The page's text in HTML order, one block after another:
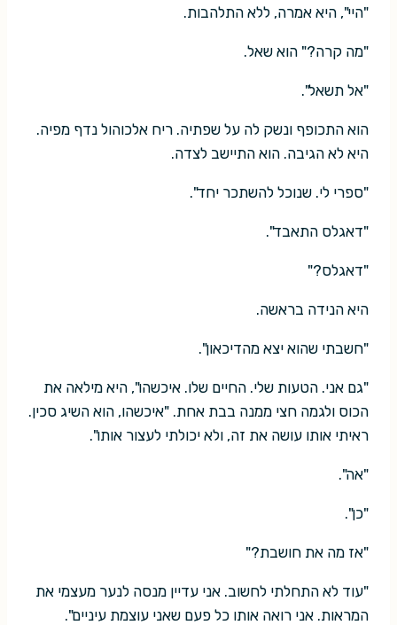
"היי", היא אמרה, ללא התלהבות.
"מה קרה?" הוא שאל.
"אל תשאל".
הוא התכופף ונשק לה על שפתיה. ריח אלכוהול נדף מפיה.
היא לא הגיבה. הוא התיישב לצדה.
"ספרי לי. שנוכל להשתכר יחד".
"דאגלס התאבד".
"דאגלס?"
היא הנידה בראשה.
"חשבתי שהוא יצא מהדיכאון".
"גם אני. הטעות שלי. החיים שלו. איכשהו", היא מילאה את
הכוס ולגמה חצי ממנה בבת אחת. "איכשהו, הוא השיג סכין.
ראיתי אותו עושה את זה, ולא יכולתי לעצור אותו".
"אה".
"כן".
"אז מה את חושבת?"
"עוד לא התחלתי לחשוב. אני עדיין מנסה לנער מעצמי את
המראות. אני רואה אותו כל פעם שאני עוצמת עיניים".